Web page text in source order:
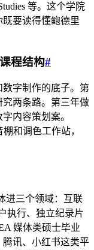
等。这个学院
要读得懂鲍德里
程结构#
字制作的底子。第
两条路。第三年做
内容策划案。
和调色工作站，
进三个领域：互联
执行、独立纪录片
媒体类硕士毕业
讯、小红书这类平